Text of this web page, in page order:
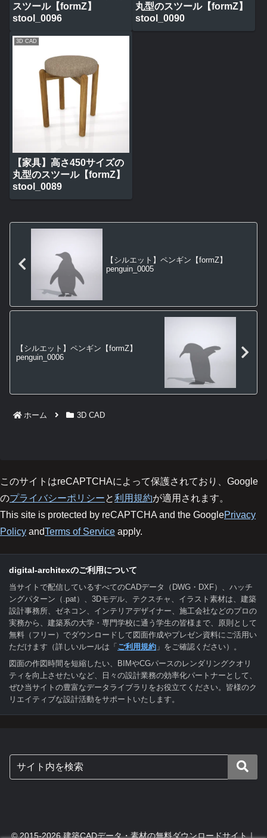
スツール【formZ】
stool_0096
丸型のスツール【formZ】
stool_0090
3D CAD
【家具】高さ450サイズの
丸型のスツール【formZ】
stool_0089
【シルエット】ペンギン【formZ】
penguin_0005
【シルエット】ペンギン【formZ】
penguin_0006
ホーム 3D CAD
このサイトはreCAPTCHAによって保護されており、Google
のプライバシーポリシーと利用規約が適用されます。
This site is protected by reCAPTCHA and the GooglePrivacy
Policy andTerms of Service apply.
digital-architexのご利用について
当サイトで配信しているすべてのCADデータ（DWG・DXF）、ハッチ
ングパターン（.pat）、3Dモデル、テクスチャ、イラスト素材は、建築
設計事務所、ゼネコン、インテリアデザイナー、施工会社などのプロの
実務から、建築系の大学・専門学校に通う学生の皆様まで、原則として
無料（フリー）でダウンロードして図面作成やプレゼン資料にご活用い
ただけます（詳しいルールは「ご利用規約 」をご確認ください）。
図面の作図時間を短縮したい、BIMやCGパースのレンダリングクオリ
ティを向上させたいなど、日々の設計業務の効率化パートナーとして、
ぜひ当サイトの豊富なデータライブラリをお役立てください。皆様のク
リエイティブな設計活動をサポートいたします。
© 2015-2026 建築CADデータ・素材の無料ダウンロードサイト｜